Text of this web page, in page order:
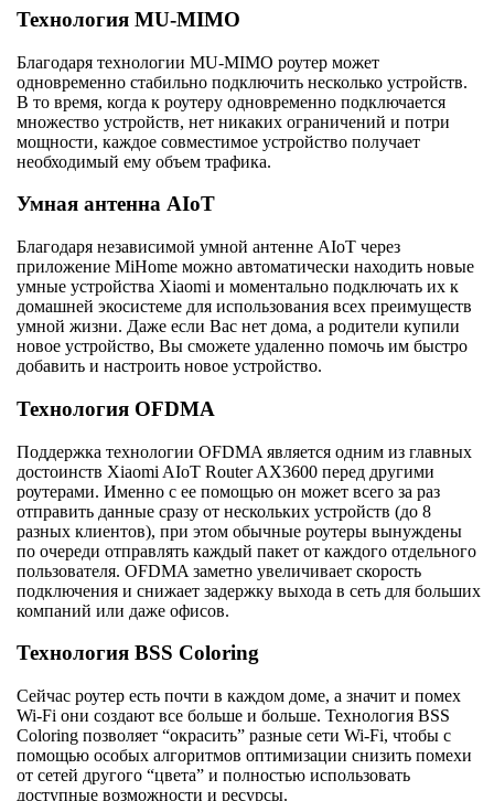
Технология MU-MIMO
Благодаря технологии MU-MIMO роутер может
одновременно стабильно подключить несколько устройств.
В то время, когда к роутеру одновременно подключается
множество устройств, нет никаких ограничений и потри
мощности, каждое совместимое устройство получает
необходимый ему объем трафика.
Умная антенна AIoT
Благодаря независимой умной антенне AIoT через
приложение MiHome можно автоматически находить новые
умные устройства Xiaomi и моментально подключать их к
домашней экосистеме для использования всех преимуществ
умной жизни. Даже если Вас нет дома, а родители купили
новое устройство, Вы сможете удаленно помочь им быстро
добавить и настроить новое устройство.
Технология OFDMA
Поддержка технологии OFDMA является одним из главных
достоинств Xiaomi AIoT Router AX3600 перед другими
роутерами. Именно с ее помощью он может всего за раз
отправить данные сразу от нескольких устройств (до 8
разных клиентов), при этом обычные роутеры вынуждены
по очереди отправлять каждый пакет от каждого отдельного
пользователя. OFDMA заметно увеличивает скорость
подключения и снижает задержку выхода в сеть для больших
компаний или даже офисов.
Технология BSS Coloring
Сейчас роутер есть почти в каждом доме, а значит и помех
Wi-Fi они создают все больше и больше. Технология BSS
Coloring позволяет “окрасить” разные сети Wi-Fi, чтобы с
помощью особых алгоритмов оптимизации снизить помехи
от сетей другого “цвета” и полностью использовать
доступные возможности и ресурсы.